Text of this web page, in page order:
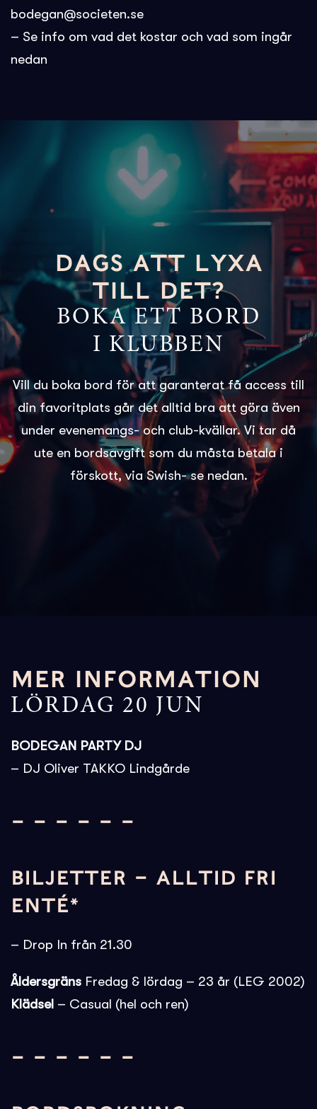
bodegan@societen.se
– Se info om vad det kostar och vad som ingår
nedan
DAGS ATT LYXA
TILL DET?
BOKA ETT BORD
I KLUBBEN
Vill du boka bord för att garanterat få access till
din favoritplats går det alltid bra att göra även
under evenemangs- och club-kvällar. Vi tar då
ute en bordsavgift som du måsta betala i
förskott, via Swish- se nedan.
MER INFORMATION
LÖRDAG 20 JUN
BODEGAN PARTY DJ
– DJ Oliver TAKKO Lindgårde
– – – – – –
BILJETTER – ALLTID FRI
ENTÉ*
– Drop In från 21.30
Åldersgräns Fredag & lördag – 23 år (LEG 2002)
Klädsel – Casual (hel och ren)
– – – – – –